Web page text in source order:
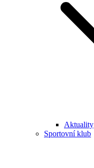
Aktuality
Sportovní klub